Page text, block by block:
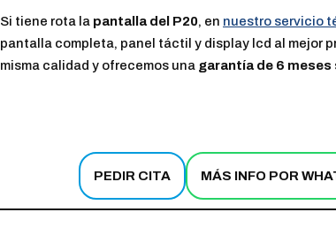
Si tiene rota la pantalla del P20, en nuestro servicio
pantalla completa, panel táctil y display lcd al mejor
misma calidad y ofrecemos una garantía de 6 meses
PEDIR CITA MÁS INFO POR